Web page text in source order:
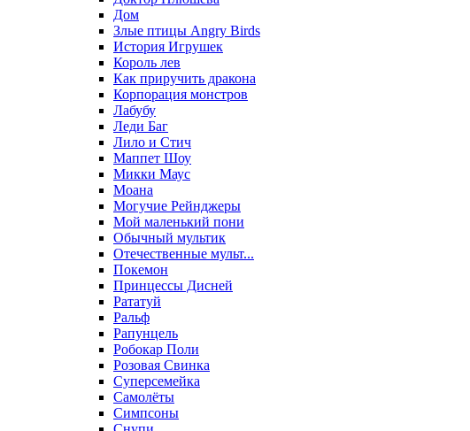
Дом
Злые птицы Angry Birds
История Игрушек
Король лев
Как приручить дракона
Корпорация монстров
Лабубу
Леди Баг
Лило и Стич
Маппет Шоу
Микки Маус
Моана
Могучие Рейнджеры
Мой маленький пони
Обычный мультик
Отечественные мульт...
Покемон
Принцессы Дисней
Рататуй
Ральф
Рапунцель
Робокар Поли
Розовая Свинка
Суперсемейка
Самолёты
Симпсоны